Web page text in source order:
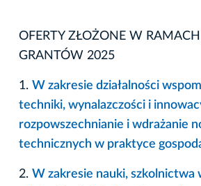
OFERTY ZŁOŻONE W
GRANTÓW 2025
1. W zakresie działalności
techniki, wynalazczości i
rozpowszechnianie i wdrażanie
technicznych w praktyce
2. W zakresie nauki, szkolnictwa